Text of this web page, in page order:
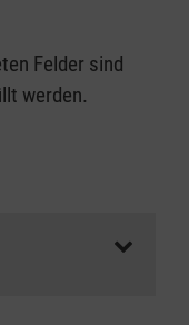
Felder sind
werden.